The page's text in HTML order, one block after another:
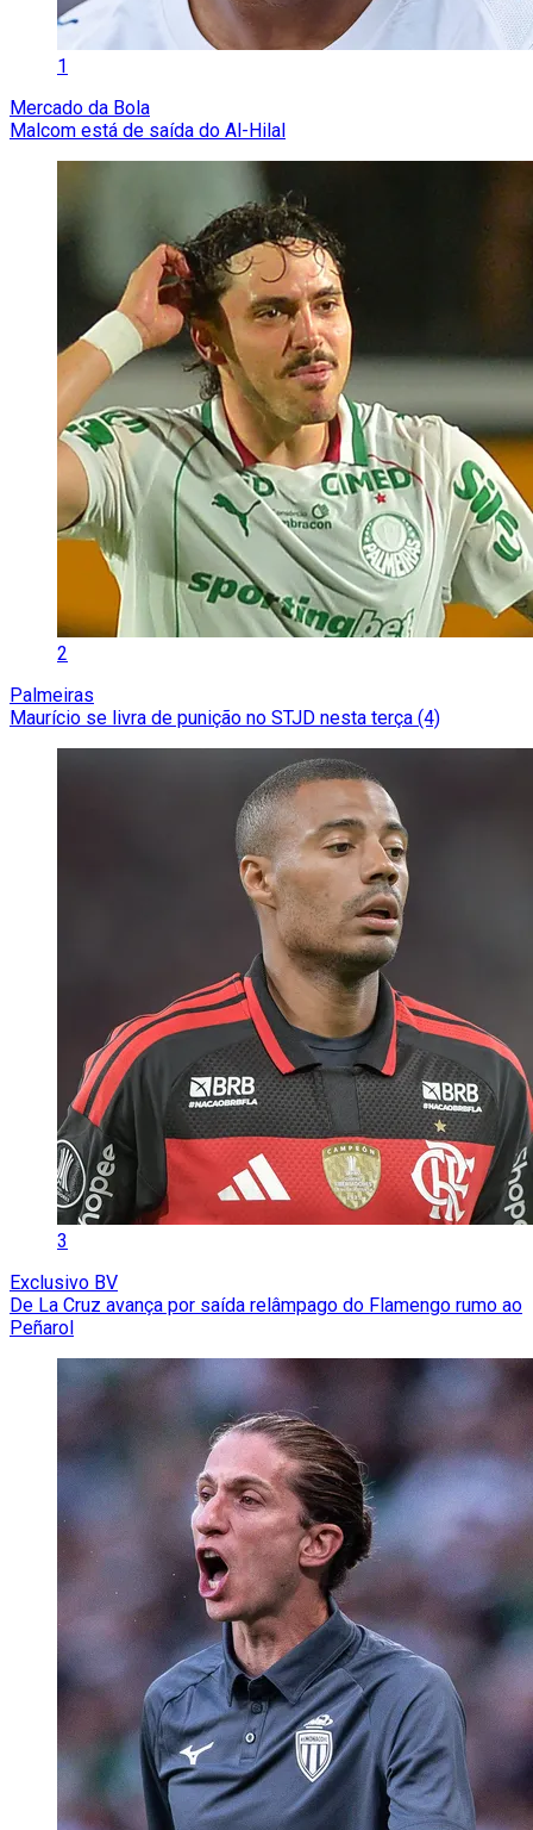
1
Mercado da Bola
Malcom está de saída do Al-Hilal
2
Palmeiras
Maurício se livra de punição no STJD nesta terça (4)
3
Exclusivo BV
De La Cruz avança por saída relâmpago do Flamengo rumo ao
Peñarol